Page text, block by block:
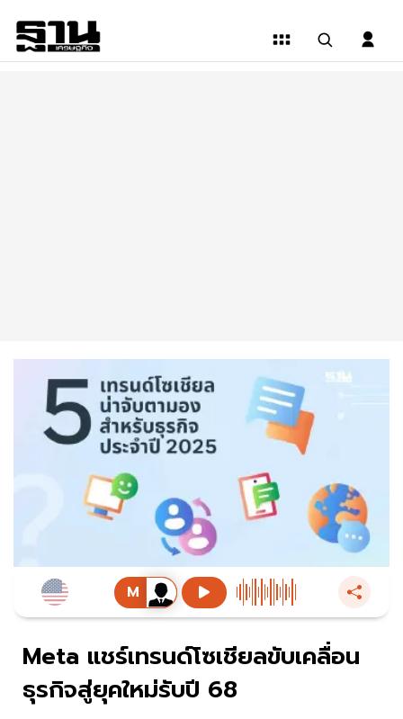
Meta แชร์เทรนด์โซเชียลขับเคลื่อน
ธุรกิจสู่ยุคใหม่รับปี 68